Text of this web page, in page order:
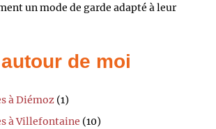
un mode de garde adapté à leur
de moi
à Diémoz (1)
à Villefontaine (10)